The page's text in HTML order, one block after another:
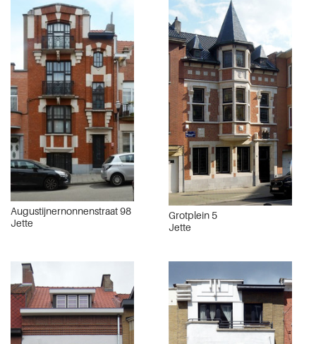
Augustijnernonnenstraat 98
Jette
Grotplein 5
Jette